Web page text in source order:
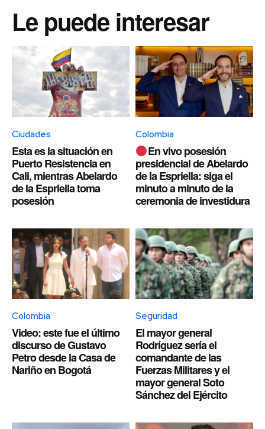
Le puede interesar
Ciudades
Esta es la situación en
Puerto Resistencia en
Cali, mientras Abelardo
de la Espriella toma
posesión
Colombia
En vivo posesión
presidencial de Abelardo
de la Espriella: siga el
minuto a minuto de la
ceremonia de investidura
Colombia
Video: este fue el último
discurso de Gustavo
Petro desde la Casa de
Nariño en Bogotá
Seguridad
El mayor general
Rodríguez sería el
comandante de las
Fuerzas Militares y el
mayor general Soto
Sánchez del Ejército